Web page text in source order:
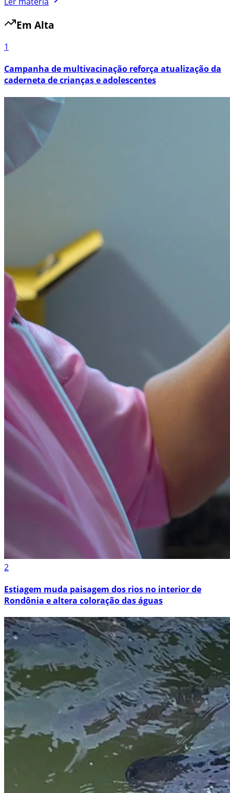
Em Alta
1
Campanha de multivacinação reforça atualização da
caderneta de crianças e adolescentes
2
Estiagem muda paisagem dos rios no interior de
Rondônia e altera coloração das águas